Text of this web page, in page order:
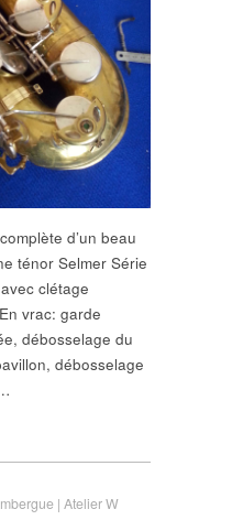
d’un beau
ténor Selmer Série
clétage
vrac: garde
débosselage du
débosselage
| Atelier W